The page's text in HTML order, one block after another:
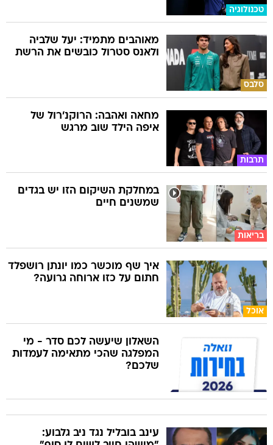
טכנולוגיה
סלבס
מאוהבים מתמיד: יעל שלביה
ולאנס סטרול כובשים את הרשת
תרבות
מחאה ואהבה: הרוקנ'רול של
איפה הילד שוב מרגש
בריאות
במחלקת השיקום הזו יש בגדים
שמשנים חיים
אוכל
איך שף מוכשר כמו יונתן רושפלד
חתום על כזו ארוחה גרועה?
השאלון שיעשה לכם סדר - מי
המפלגה שהכי מתאימה לעמדות
שלכם?
עינב בובליל נגד ניב גלבוע: